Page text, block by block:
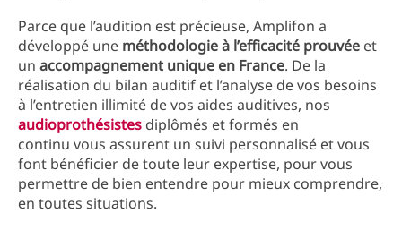
Parce que l’audition est précieuse, Amplifon a
développé une méthodologie à l’efficacité prouvée et
un accompagnement unique en France. De la
réalisation du bilan auditif et l’analyse de vos besoins
à l’entretien illimité de vos aides auditives, nos
audioprothésistes diplômés et formés en
continu vous assurent un suivi personnalisé et vous
font bénéficier de toute leur expertise, pour vous
permettre de bien entendre pour mieux comprendre,
en toutes situations.